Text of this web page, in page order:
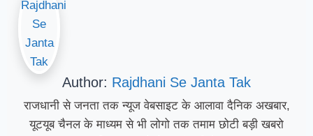
Author: Rajdhani Se Janta Tak
राजधानी से जनता तक न्यूज वेबसाइट के आलावा दैनिक अखबार,
यूटयूब चैनल के माध्यम से भी लोगो तक तमाम छोटी बड़ी खबरो